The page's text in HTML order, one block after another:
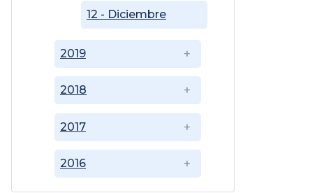
2016
2017
2018
2019
12 - Diciembre